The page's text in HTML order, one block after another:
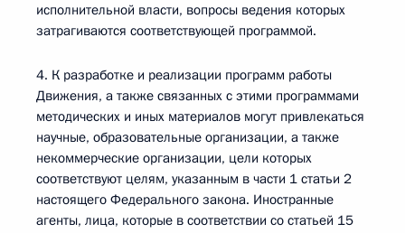
исполнительной власти, вопросы ведения которых
затрагиваются соответствующей программой.
4. К разработке и реализации программ работы
Движения, а также связанных с этими программами
методических и иных материалов могут привлекаться
научные, образовательные организации, а также
некоммерческие организации, цели которых
соответствуют целям, указанным в части 1 статьи 2
настоящего Федерального закона. Иностранные
агенты, лица, которые в соответствии со статьей 15